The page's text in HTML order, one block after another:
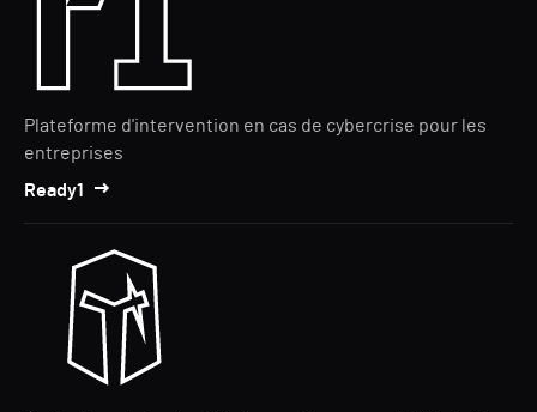
Plateforme d'intervention en cas de cybercrise pour les
entreprises
Ready1